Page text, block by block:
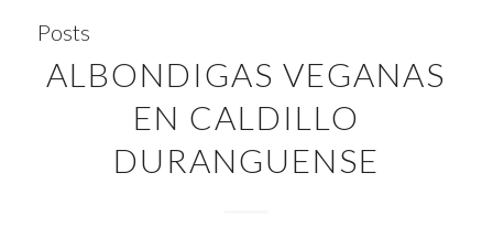
Posts
ALBONDIGAS VEGANAS
EN CALDILLO
DURANGUENSE